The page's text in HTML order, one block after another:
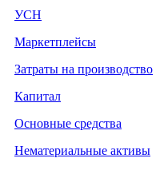
УСН
Маркетплейсы
Затраты на производство
Капитал
Основные средства
Нематериальные активы